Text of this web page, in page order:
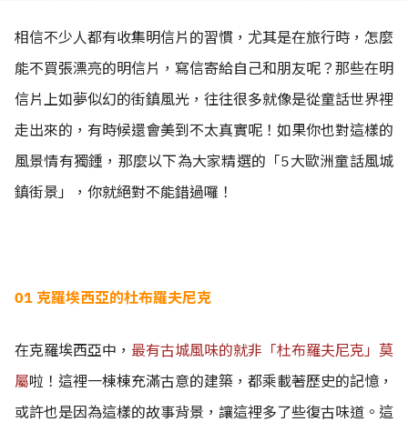
相信不少人都有收集明信片的習慣，尤其是在旅行時，怎麼
能不買張漂亮的明信片，寫信寄給自己和朋友呢？那些在明
信片上如夢似幻的街鎮風光，往往很多就像是從童話世界裡
走出來的，有時候還會美到不太真實呢！如果你也對這樣的
風景情有獨鍾，那麼以下為大家精選的「5大歐洲童話風城
鎮街景」，你就絕對不能錯過囉！
01 克羅埃西亞的杜布羅夫尼克
在克羅埃西亞中， 最有古城風味的就非「杜布羅夫尼克」莫
屬啦！這裡一棟棟充滿古意的建築，都乘載著歷史的記憶，
或許也是因為這樣的故事背景，讓這裡多了些復古味道。 這